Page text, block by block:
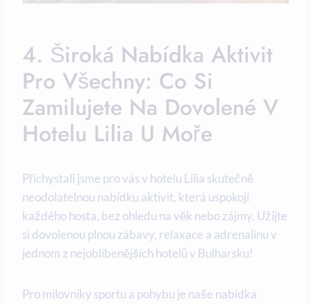
4. Široká Nabídka Aktivit
Pro Všechny: Co Si
Zamilujete Na Dovolené V
Hotelu Lilia U Moře
Přichystali jsme pro vás v hotelu Lilia skutečně
neodolatelnou nabídku aktivit, která uspokojí
každého hosta, bez ohledu na věk nebo zájmy. Užijte
si dovolenou plnou zábavy, relaxace a adrenalinu v
jednom z nejoblíbenějších hotelů v Bulharsku!
Pro milovníky sportu a pohybu je naše nabídka